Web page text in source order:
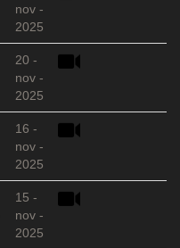
nov -
2025
20 -
nov -
2025
16 -
nov -
2025
15 -
nov -
2025